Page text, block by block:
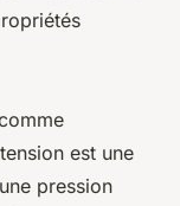
est une
pression